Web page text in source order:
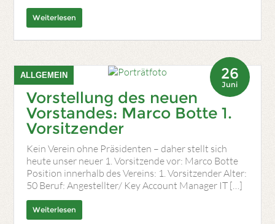
Weiterlesen
ALLGEMEIN 26
Juni
Vorstellung des neuen
Vorstandes: Marco Botte 1.
Vorsitzender
Kein Verein ohne Präsidenten – daher stellt sich
heute unser neuer 1. Vorsitzende vor: Marco Botte
Position innerhalb des Vereins: 1. Vorsitzender Alter:
50 Beruf: Angestellter/ Key Account Manager IT […]
Weiterlesen